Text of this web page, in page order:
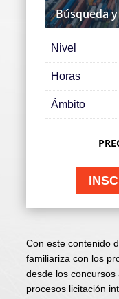
Con este contenido
familiariza con los
desde los
procesos licitación
Búsqueda
Nivel
Horas
Ámbito